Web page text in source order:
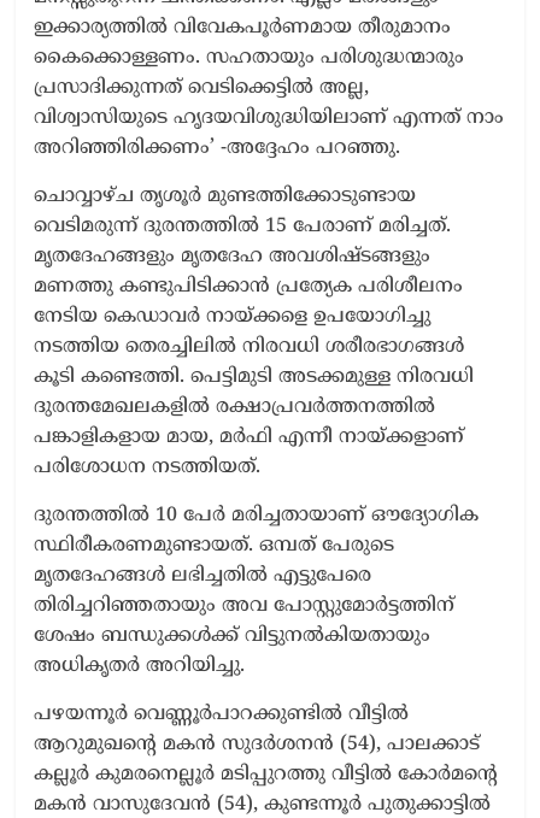
ഇക്കാര്യത്തിൽ വിവേകപൂർണമായ തീരുമാനം
കൈക്കൊള്ളണം. സഹതായും പരിശുദ്ധന്മാരും
പ്രസാദിക്കുന്നത് വെടിക്കെട്ടിൽ അല്ല,
വിശ്വാസിയുടെ ഹൃദയവിശുദ്ധിയിലാണ് എന്നത് നാം
അറിഞ്ഞിരിക്കണം’ -അദ്ദേഹം പറഞ്ഞു.
ചൊവ്വാഴ്ച തൃശൂർ മുണ്ടത്തിക്കോടുണ്ടായ
വെടിമരുന്ന് ദുരന്തത്തിൽ 15 പേരാണ് മരിച്ചത്.
മൃതദേഹങ്ങളും മൃതദേഹ അവശിഷ്ടങ്ങളും
മണത്തു കണ്ടുപിടിക്കാൻ പ്രത്യേക പരിശീലനം
നേടിയ കെഡാവർ നായ്ക്കളെ ഉപയോഗിച്ചു
നടത്തിയ തെരച്ചിലിൽ നിരവധി ശരീരഭാഗങ്ങൾ
കൂടി കണ്ടെത്തി. പെട്ടിമുടി അടക്കമുള്ള നിരവധി
ദുരന്തമേഖലകളിൽ രക്ഷാപ്രവർത്തനത്തിൽ
പങ്കാളികളായ മായ, മർഫി എന്നീ നായ്ക്കളാണ്
പരിശോധന നടത്തിയത്.
ദുരന്തത്തിൽ 10 പേർ മരിച്ചതായാണ് ഔദ്യോഗിക
സ്ഥിരീകരണമുണ്ടായത്. ഒമ്പത് പേരുടെ
മൃതദേഹങ്ങൾ ലഭിച്ചതിൽ എട്ടുപേരെ
തിരിച്ചറിഞ്ഞതായും അവ പോസ്റ്റുമോർട്ടത്തിന്
ശേഷം ബന്ധുക്കൾക്ക് വിട്ടുനൽകിയതായും
അധികൃതർ അറിയിച്ചു.
പഴയന്നൂർ വെണ്ണൂർപാറക്കുണ്ടിൽ വീട്ടിൽ
ആറുമുഖന്റെ മകൻ സുദർശനൻ (54), പാലക്കാട്
കല്ലൂർ കുമരനെല്ലൂർ മടിപ്പുറത്തു വീട്ടിൽ കോർമന്റെ
മകൻ വാസുദേവൻ (54), കുണ്ടന്നൂർ പുതുക്കാട്ടിൽ